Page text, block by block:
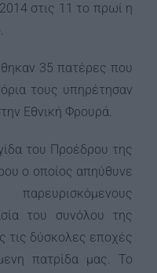
στις 11 το πρωί η
35 πατέρες που
τους υπηρέτησαν
Εθνική Φρουρά.
του Προέδρου της
ο οποίος απηύθυνε
του συνόλου της
τις δύσκολες εποχές
πατρίδα μας. Το